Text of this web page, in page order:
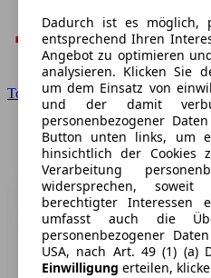
Toyota
Dadurch ist es möglich,
entsprechend Ihren
Angebot zu optimieren
analysieren. Klicken Sie
um dem Einsatz von
und der damit
personenbezogener
Button unten links, um
hinsichtlich der
Verarbeitung
widersprechen,
berechtigter Interessen
umfasst auch die
personenbezogener
USA, nach Art. 49 (1) (a)
Einwilligung erteilen,